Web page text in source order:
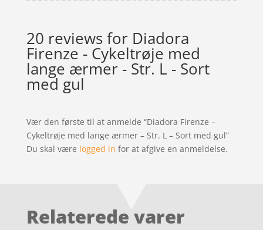
20 reviews for Diadora
Firenze - Cykeltrøje med
lange ærmer - Str. L - Sort
med gul
Vær den første til at anmelde “Diadora Firenze –
Cykeltrøje med lange ærmer – Str. L – Sort med gul”
Du skal være logged in for at afgive en anmeldelse.
Relaterede varer